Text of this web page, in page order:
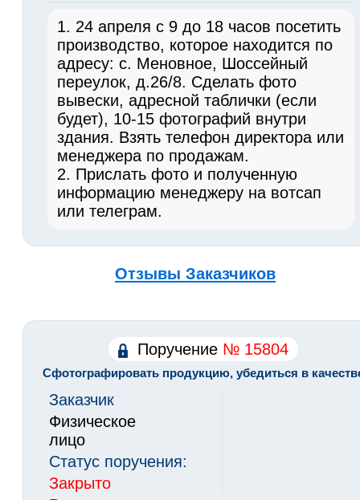
1. 24 апреля с 9 до 18 часов посетить
производство, которое находится по
адресу: с. Меновное, Шоссейный
переулок, д.26/8. Сделать фото
вывески, адресной таблички (если
будет), 10-15 фотографий внутри
здания. Взять телефон директора или
менеджера по продажам.
2. Прислать фото и полученную
информацию менеджеру на вотсап
или телеграм.
Отзывы Заказчиков
Поручение № 15804
Сфотографировать продукцию, убедиться в
Заказчик
Физическое
лицо
Статус поручения:
Закрыто